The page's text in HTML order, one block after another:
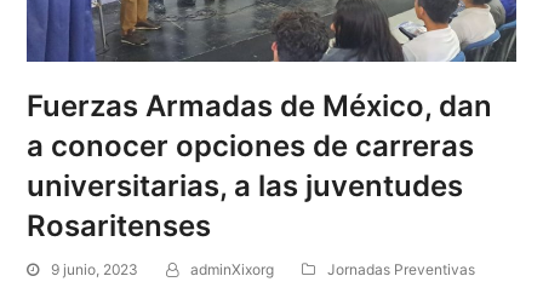
Fuerzas Armadas de México, dan
a conocer opciones de carreras
universitarias, a las juventudes
Rosaritenses
9 junio, 2023 adminXixorg Jornadas Preventivas